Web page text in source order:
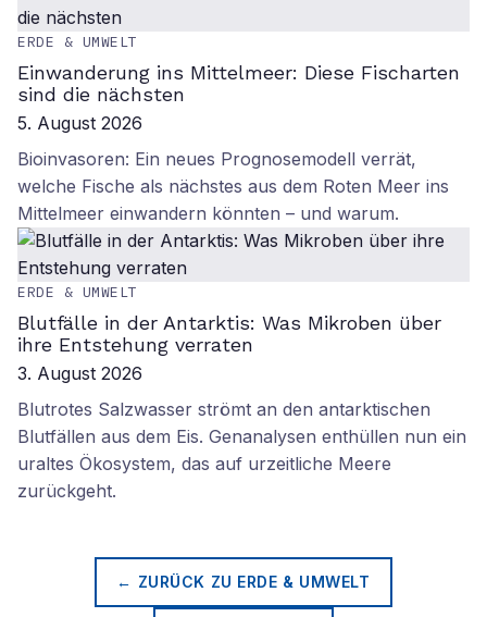
ERDE & UMWELT
Einwanderung ins Mittelmeer: Diese Fischarten
sind die nächsten
5. August 2026
Bioinvasoren: Ein neues Prognosemodell verrät,
welche Fische als nächstes aus dem Roten Meer ins
Mittelmeer einwandern könnten – und warum.
ERDE & UMWELT
Blutfälle in der Antarktis: Was Mikroben über
ihre Entstehung verraten
3. August 2026
Blutrotes Salzwasser strömt an den antarktischen
Blutfällen aus dem Eis. Genanalysen enthüllen nun ein
uraltes Ökosystem, das auf urzeitliche Meere
zurückgeht.
← ZURÜCK ZU ERDE & UMWELT